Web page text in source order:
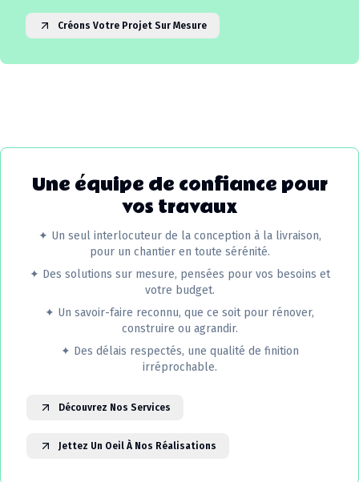
Créons Votre Projet Sur Mesure
Une équipe de confiance pour
vos travaux
✦ Un seul interlocuteur de la conception à la livraison,
pour un chantier en toute sérénité.
✦ Des solutions sur mesure, pensées pour vos besoins et
votre budget.
✦ Un savoir-faire reconnu, que ce soit pour rénover,
construire ou agrandir.
✦ Des délais respectés, une qualité de finition
irréprochable.
Découvrez Nos Services
Jettez Un Oeil À Nos Réalisations